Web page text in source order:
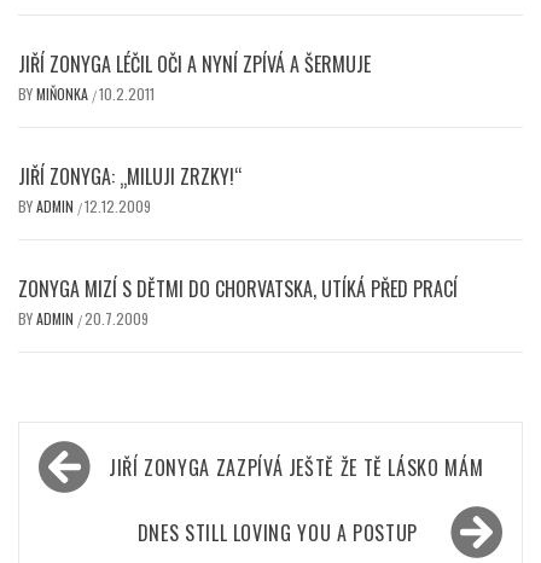
JIŘÍ ZONYGA LÉČIL OČI A NYNÍ ZPÍVÁ A ŠERMUJE
BYMIŇONKA /10.2.2011
JIŘÍ ZONYGA: „MILUJI ZRZKY!“
BYADMIN /12.12.2009
ZONYGA MIZÍ S DĚTMI DO CHORVATSKA, UTÍKÁ PŘED PRACÍ
BYADMIN /20.7.2009
Navigace
pro
příspěvek
JIŘÍ ZONYGA ZAZPÍVÁ JEŠTĚ ŽE TĚ LÁSKO MÁM
DNES STILL LOVING YOU A POSTUP